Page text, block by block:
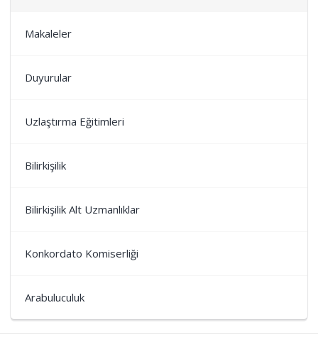
Makaleler
Duyurular
Uzlaştırma Eğitimleri
Bilirkişilik
Bilirkişilik Alt Uzmanlıklar
Konkordato Komiserliği
Arabuluculuk